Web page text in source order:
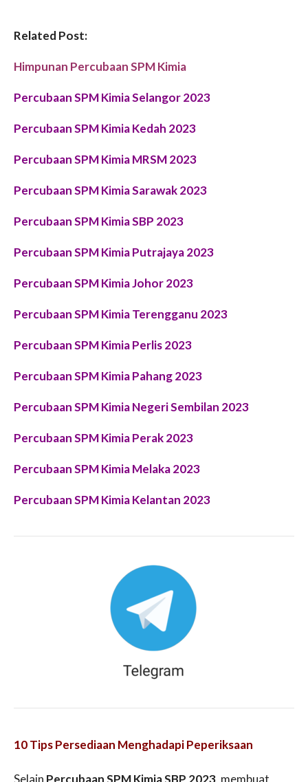
Related Post:
Himpunan Percubaan SPM Kimia
Percubaan SPM Kimia Selangor 2023
Percubaan SPM Kimia Kedah 2023
Percubaan SPM Kimia MRSM 2023
Percubaan SPM Kimia Sarawak 2023
Percubaan SPM Kimia SBP 2023
Percubaan SPM Kimia Putrajaya 2023
Percubaan SPM Kimia Johor 2023
Percubaan SPM Kimia Terengganu 2023
Percubaan SPM Kimia Perlis 2023
Percubaan SPM Kimia Pahang 2023
Percubaan SPM Kimia Negeri Sembilan 2023
Percubaan SPM Kimia Perak 2023
Percubaan SPM Kimia Melaka 2023
Percubaan SPM Kimia Kelantan 2023
10 Tips Persediaan Menghadapi Peperiksaan